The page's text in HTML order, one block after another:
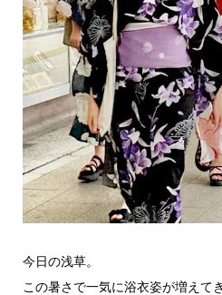
今日の浅草。
この暑さで一気に浴衣姿が増えて